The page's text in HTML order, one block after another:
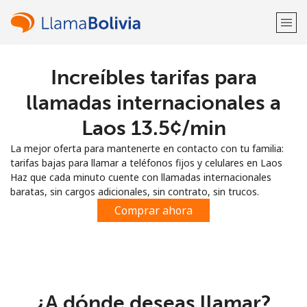
¡Bienvenido!
Regístrate con
Increíbles tarifas para
llamadas internacionales a
Laos ⁦13.5¢⁩/min
La mejor oferta para mantenerte en contacto con tu familia:
tarifas bajas para llamar a teléfonos fijos y celulares en Laos
Haz que cada minuto cuente con llamadas internacionales
baratas, sin cargos adicionales, sin contrato, sin trucos.
Comprar ahora